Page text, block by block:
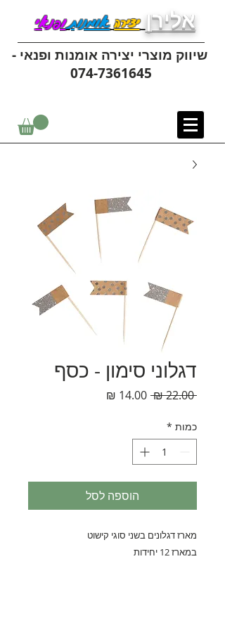
אלירן יצירהאומנותופנאי
שיווק מוצרי יצירה אומנות ופנאי -
074-7361645
דגלוני סימון - כסף
‏22.00 ‏₪
מחיר
כמות *
הוספה לסל
מארז דגלונים בשני סוגי קישוט
במארז 12 יחידות